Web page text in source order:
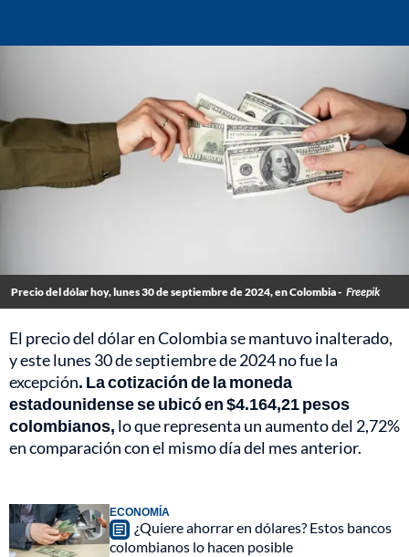
Precio del dólar hoy, lunes 30 de septiembre de 2024, en Colombia - Freepik
El precio del dólar en Colombia se mantuvo inalterado,
y este lunes 30 de septiembre de 2024 no fue la
excepción. La cotización de la moneda
estadounidense se ubicó en $4.164,21 pesos
colombianos, lo que representa un aumento del 2,72%
en comparación con el mismo día del mes anterior.
ECONOMÍA
¿Quiere ahorrar en dólares? Estos bancos
colombianos lo hacen posible